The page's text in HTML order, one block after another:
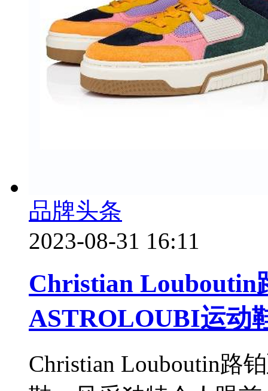
品牌头条
2023-08-31 16:11
Christian Louboutin
ASTROLOUBI运动
Christian Louboutin路